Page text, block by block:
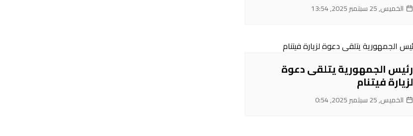
الخميس, 25 سبتمبر 2025, 13:54
رئيس الجمهورية يتلقى دعوة
لزيارة فيتنام
الخميس, 25 سبتمبر 2025, 0:54